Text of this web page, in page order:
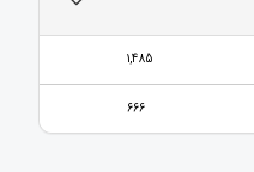
1,485
666